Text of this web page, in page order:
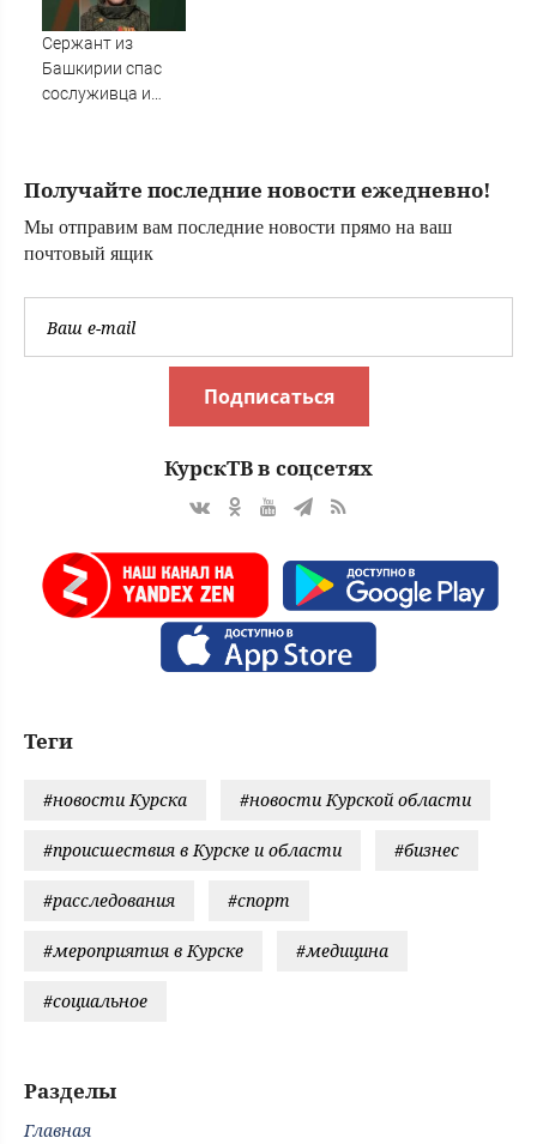
Сержант из
Башкирии спас
сослуживца и
Получайте последние новости ежедневно!
Мы отправим вам последние новости прямо на ваш
почтовый ящик
Подписаться
КурскТВ в соцсетях
Теги
#новости Курска #новости Курской области
#происшествия в Курске и области #бизнес
#расследования #спорт
#мероприятия в Курске #медицина
#социальное
Разделы
Главная